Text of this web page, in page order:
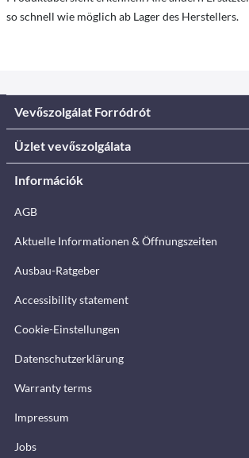
so schnell wie möglich ab Lager des Herstellers.
Vevőszolgálat Forródrót
Üzlet vevőszolgálata
Információk
AGB
Aktuelle Informationen & Öffnungszeiten
Ausbau-Ratgeber
Accessibility statement
Cookie-Einstellungen
Datenschutzerklärung
Warranty terms
Impressum
Jobs